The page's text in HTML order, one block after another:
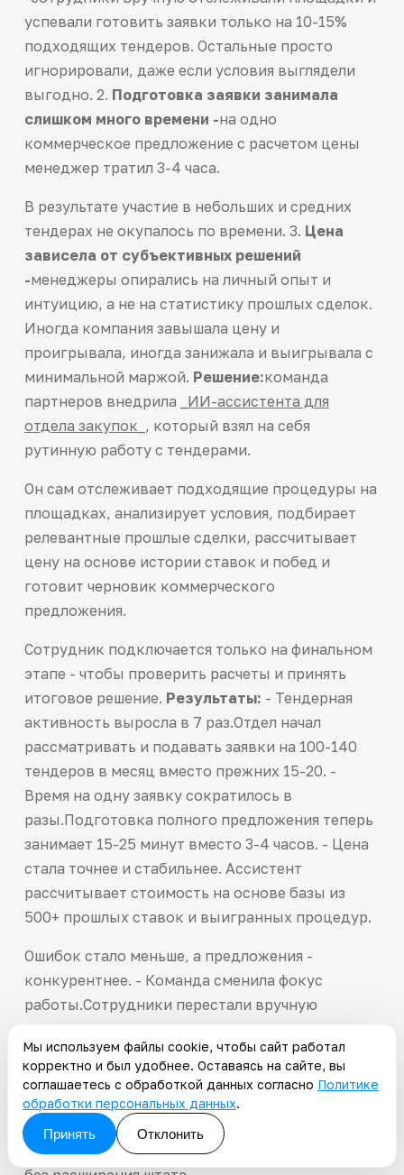
успевали готовить заявки только на 10-15%
подходящих тендеров. Остальные просто
игнорировали, даже если условия выглядели
выгодно. 2. Подготовка заявки занимала
слишком много времени -на одно
коммерческое предложение с расчетом цены
менеджер тратил 3-4 часа.
В результате участие в небольших и средних
тендерах не окупалось по времени. 3. Цена
зависела от субъективных решений
-менеджеры опирались на личный опыт и
интуицию, а не на статистику прошлых сделок.
Иногда компания завышала цену и
проигрывала, иногда занижала и выигрывала с
минимальной маржой. Решение:команда
партнеров внедрила
_ИИ-ассистента для
отдела закупок_ , который взял на себя
рутинную работу с тендерами.
Он сам отслеживает подходящие процедуры на
площадках, анализирует условия, подбирает
релевантные прошлые сделки, рассчитывает
цену на основе истории ставок и побед и
готовит черновик коммерческого
предложения.
Сотрудник подключается только на финальном
этапе - чтобы проверить расчеты и принять
итоговое решение. Результаты: - Тендерная
активность выросла в 7 раз.Отдел начал
рассматривать и подавать заявки на 100-140
тендеров в месяц вместо прежних 15-20. -
Время на одну заявку сократилось в
разы.Подготовка полного предложения теперь
занимает 15-25 минут вместо 3-4 часов. - Цена
стала точнее и стабильнее. Ассистент
рассчитывает стоимость на основе базы из
500+ прошлых ставок и выигранных процедур.
Ошибок стало меньше, а предложения -
конкурентнее. - Команда сменила фокус
работы.Сотрудники перестали вручную
начали анализировать сложные тендеры и
работать с крупными контрактами. -
Количество побед выросло. За один квартал
число выигранных тендеров увеличилось на
40%. Это напрямую повлияло на объем заказов
Мы используем файлы cookie, чтобы сайт работал
корректно и был удобнее. Оставаясь на сайте, вы
соглашаетесь с обработкой данных согласно Политике
обработки персональных данных.
Принять
Отклонить